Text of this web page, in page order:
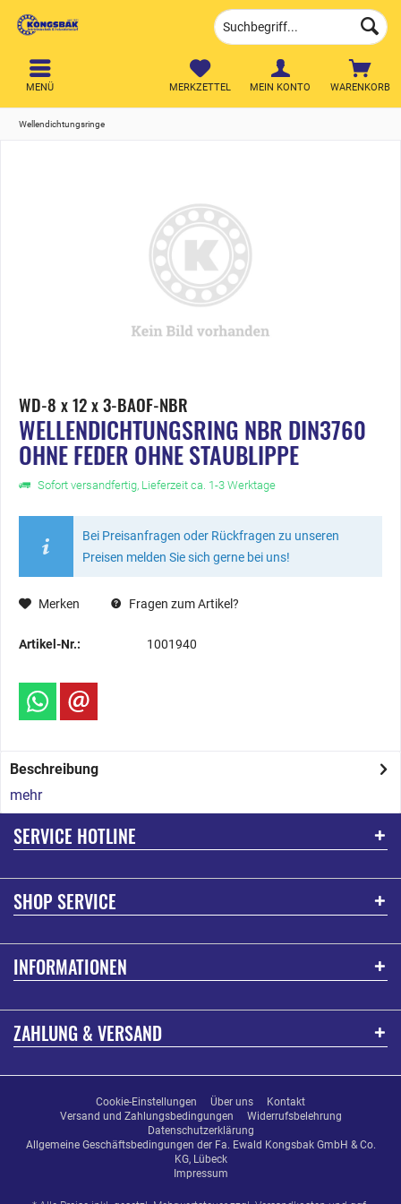
WARENKORB
MERKZETTEL MEIN KONTO
MENÜ
Wellendichtungsringe
WD-8 x 12 x 3-BAOF-NBR
WELLENDICHTUNGSRING NBR DIN3760
OHNE FEDER OHNE STAUBLIPPE
Sofort versandfertig, Lieferzeit ca. 1-3 Werktage
Bei Preisanfragen oder Rückfragen zu unseren
Preisen melden Sie sich gerne bei uns!
Merken Fragen zum Artikel?
Artikel-Nr.: 1001940
Beschreibung
mehr
SERVICE HOTLINE
SHOP SERVICE
INFORMATIONEN
ZAHLUNG & VERSAND
Cookie-Einstellungen Über uns
Kontakt
Versand und Zahlungsbedingungen
Widerrufsbelehrung
Datenschutzerklärung
Allgemeine Geschäftsbedingungen der Fa. Ewald Kongsbak GmbH & Co.
KG, Lübeck
Impressum